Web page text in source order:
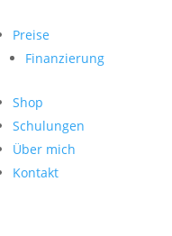
Preise
Finanzierung
Shop
Schulungen
Über mich
Kontakt
WordPress.org
Search
nach:
Archive
Kontakt
Impressum
Datenschutz